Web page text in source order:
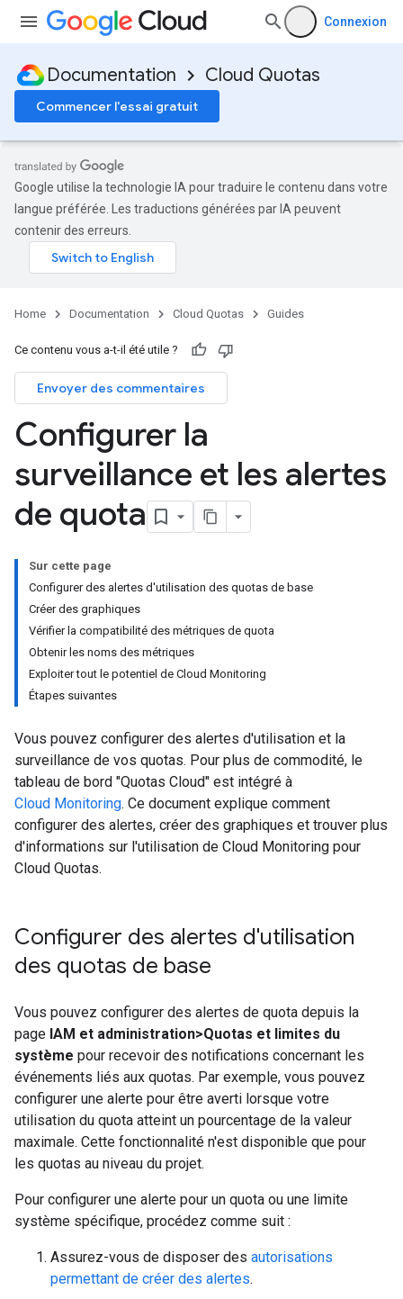
Connexion
Documentation Cloud Quotas
Commencer l'essai gratuit
Google utilise la technologie IA pour traduire le contenu dans votre
langue préférée. Les traductions générées par IA peuvent
contenir des erreurs.
Home Documentation Cloud Quotas Guides
Ce contenu vous a-t-il été utile ?
Envoyer des commentaires
Configurer la
surveillance et les alertes
de quota
Sur cette page
Configurer des alertes d'utilisation des quotas de base
Créer des graphiques
Vérifier la compatibilité des métriques de quota
Obtenir les noms des métriques
Exploiter tout le potentiel de Cloud Monitoring
Étapes suivantes
Vous pouvez configurer des alertes d'utilisation et la
surveillance de vos quotas. Pour plus de commodité, le
tableau de bord "Quotas Cloud" est intégré à
Cloud Monitoring. Ce document explique comment
configurer des alertes, créer des graphiques et trouver plus
d'informations sur l'utilisation de Cloud Monitoring pour
Cloud Quotas.
Configurer des alertes d'utilisation
des quotas de base
Vous pouvez configurer des alertes de quota depuis la
page IAM et administration>Quotas et limites du
système pour recevoir des notifications concernant les
événements liés aux quotas. Par exemple, vous pouvez
configurer une alerte pour être averti lorsque votre
utilisation du quota atteint un pourcentage de la valeur
maximale. Cette fonctionnalité n'est disponible que pour
les quotas au niveau du projet.
Pour configurer une alerte pour un quota ou une limite
système spécifique, procédez comme suit :
Assurez-vous de disposer des autorisations
permettant de créer des alertes.